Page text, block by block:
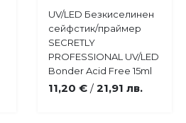
в
Купи
UV/LED Безкиселинен
сейфстик/праймер
SECRETLY
PROFESSIONAL UV/LED
Bonder Acid Free 15ml
11,20 € / 21,91 лв.